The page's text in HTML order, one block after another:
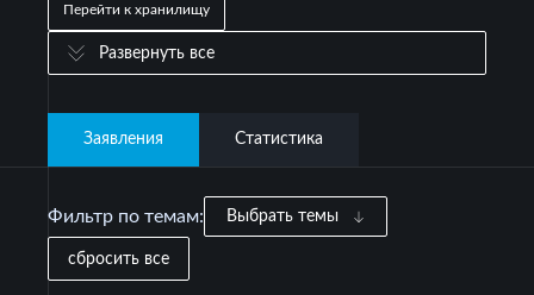
Перейти к хранилищу
Развернуть все
Заявления Статистика
Фильтр по темам: Выбрать темы
сбросить все